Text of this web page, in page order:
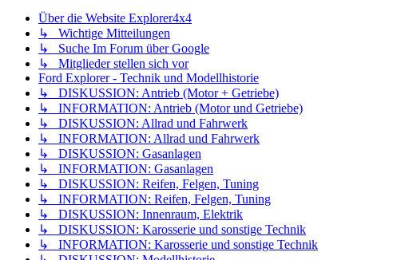
Über die Website Explorer4x4
↳ Wichtige Mitteilungen
↳ Suche Im Forum über Google
↳ Mitglieder stellen sich vor
Ford Explorer - Technik und Modellhistorie
↳ DISKUSSION: Antrieb (Motor + Getriebe)
↳ INFORMATION: Antrieb (Motor und Getriebe)
↳ DISKUSSION: Allrad und Fahrwerk
↳ INFORMATION: Allrad und Fahrwerk
↳ DISKUSSION: Gasanlagen
↳ INFORMATION: Gasanlagen
↳ DISKUSSION: Reifen, Felgen, Tuning
↳ INFORMATION: Reifen, Felgen, Tuning
↳ DISKUSSION: Innenraum, Elektrik
↳ DISKUSSION: Karosserie und sonstige Technik
↳ INFORMATION: Karosserie und sonstige Technik